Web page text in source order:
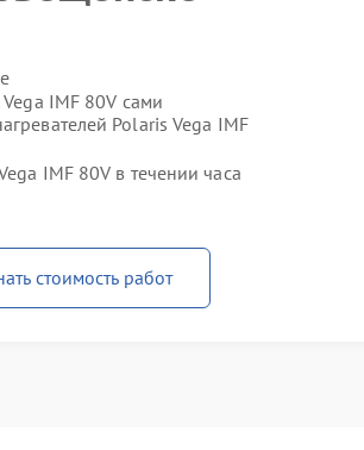
IMF 80V сами
Polaris Vega IMF
IMF 80V в течении часа
стоимость работ